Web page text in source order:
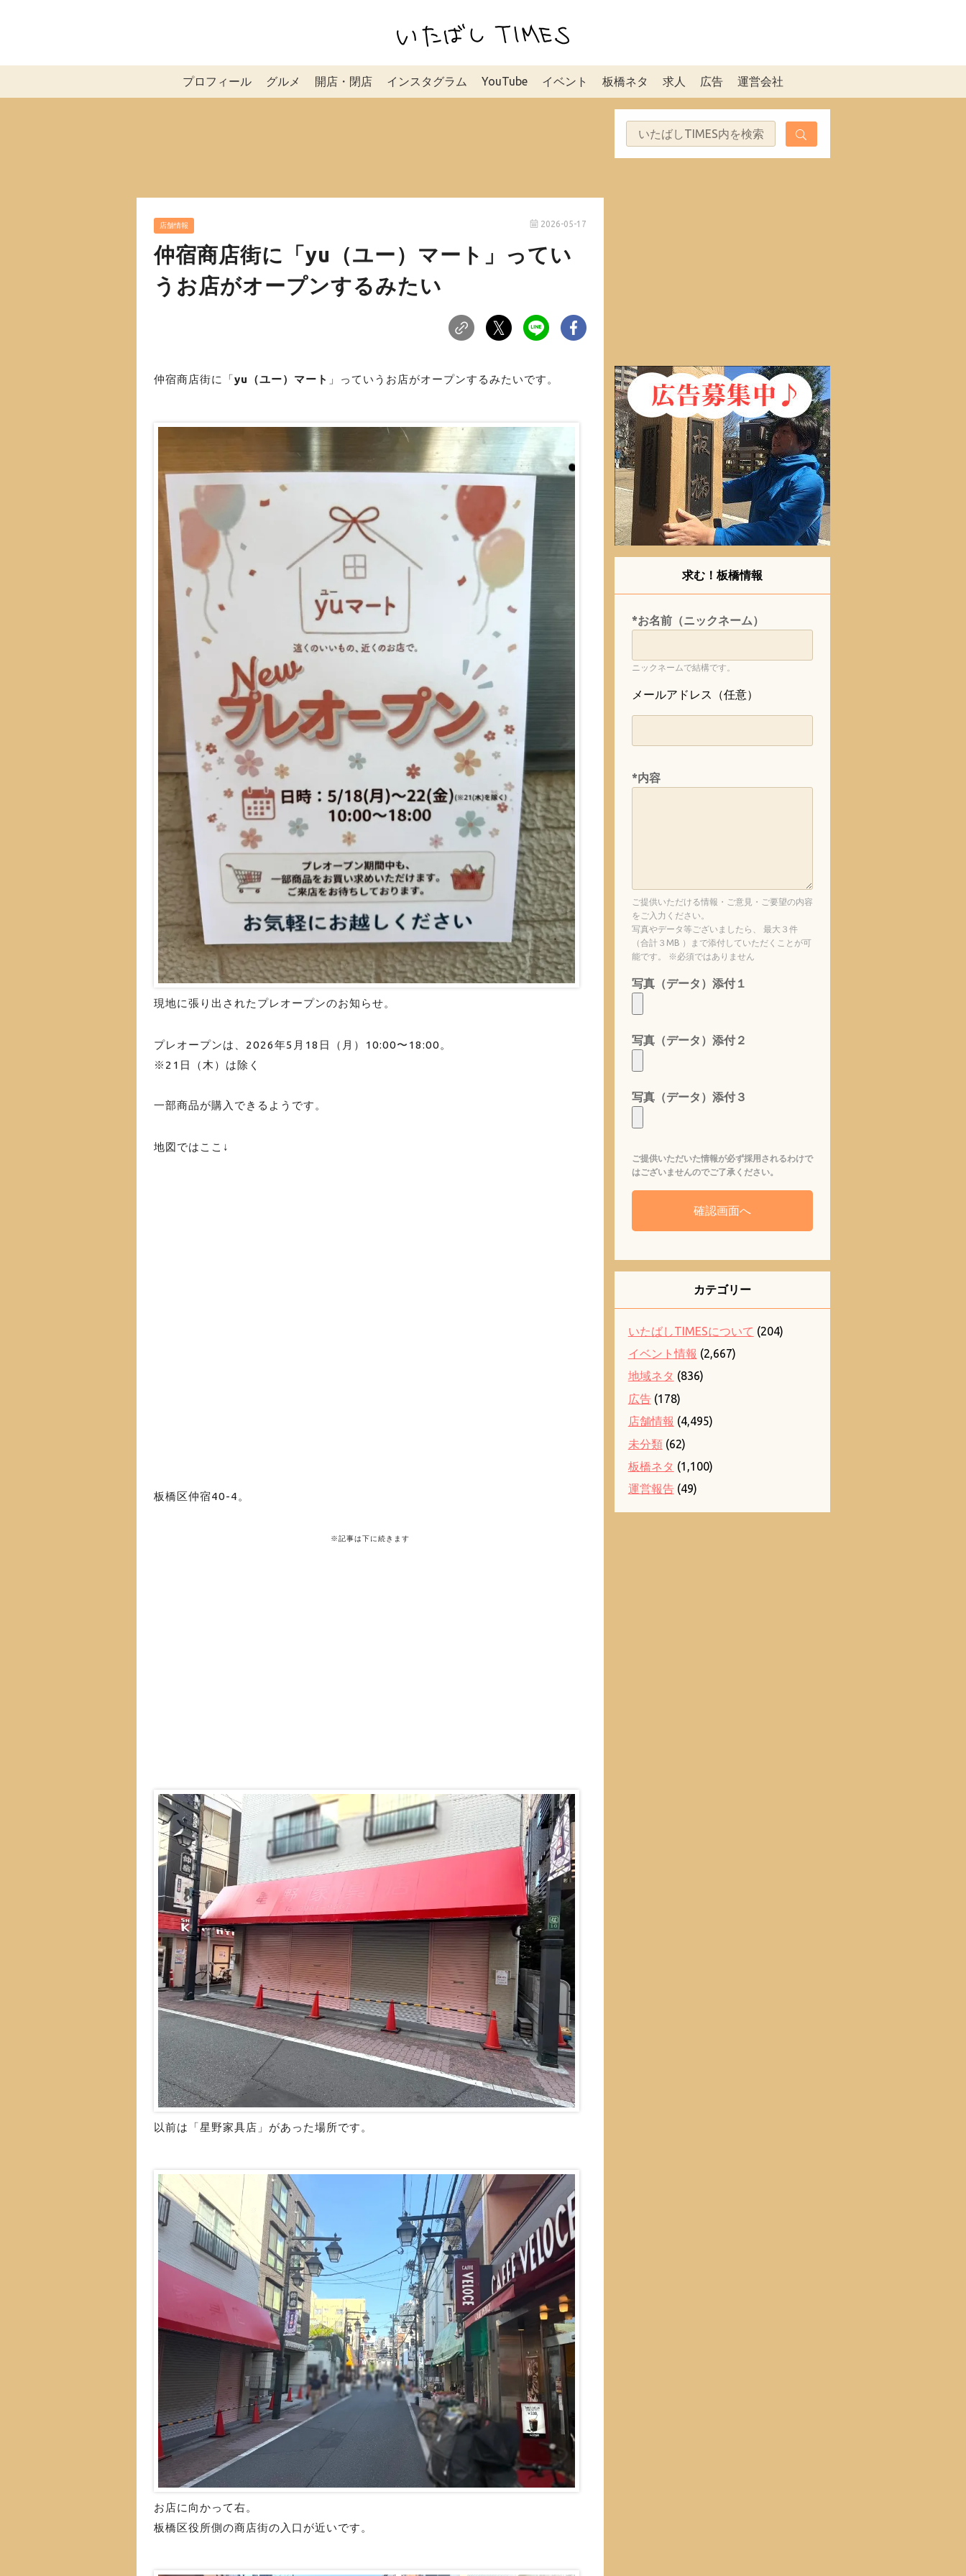
プロフィール グルメ 開店・閉店 インスタグラム YouTube イベント 板橋ネタ 求人 広告 運営会社
店舗情報 2026-05-17
仲宿商店街に「yu（ユー）マート」ってい
うお店がオープンするみたい
仲宿商店街に「yu（ユー）マート 」っていうお店がオープンするみたいです。
現地に張り出されたプレオープンのお知らせ。
プレオープンは、2026年5月18日（月）10:00〜18:00。
※21日（木）は除く
一部商品が購入できるようです。
地図ではここ↓
板橋区仲宿40-4。
※記事は下に続きます
以前は「星野家具店」があった場所です。
お店に向かって右。
板橋区役所側の商店街の入口が近いです。
求む！板橋情報
*お名前（ニックネーム）
ニックネームで結構です。
メールアドレス（任意）
*内容
ご提供いただける情報・ご意見・ご要望の内容
をご入力ください。
写真やデータ等ございましたら、 最大３件
（合計３MB ）まで添付していただくことが可
能です。 ※必須ではありません
写真（データ）添付１
写真（データ）添付２
写真（データ）添付３
ご提供いただいた情報が必ず採用されるわけで
はございませんのでご了承ください。
カテゴリー
いたばしTIMESについて (204)
イベント情報 (2,667)
地域ネタ (836)
広告(178)
店舗情報 (4,495)
未分類(62)
板橋ネタ (1,100)
運営報告(49)